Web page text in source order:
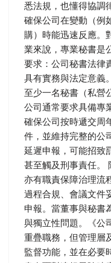
悉法規，也懂得協調
確保公司在變動（例
購）時能迅速反應。
業來說，專業秘書是
要求：公司秘書法律
具有實務與法定意義
至少一名秘書（私營
公司通常要求具備專
確保公司按時遞交周
件，並維持完整的公
延遲申報，可能招致
甚至觸及刑事責任。
亦有職責保障治理流
過程合規、會議文件
申報。當董事與秘書
與獨立性問題。《公
重疊職務，但管理層
監督功能，並在必要